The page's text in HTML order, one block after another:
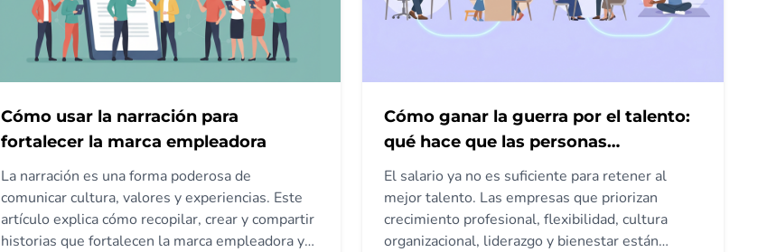
Cómo usar la narración para
fortalecer la marca empleadora
La narración es una forma poderosa de
comunicar cultura, valores y experiencias. Este
artículo explica cómo recopilar, crear y compartir
historias que fortalecen la marca empleadora y
Cómo ganar la guerra por el talento:
qué hace que las personas
permanezcan más allá del salario
El salario ya no es suficiente para retener al
mejor talento. Las empresas que priorizan
crecimiento profesional, flexibilidad, cultura
organizacional, liderazgo y bienestar están